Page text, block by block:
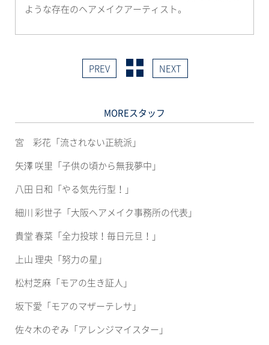
ような存在のヘアメイクアーティスト。
PREV NEXT
MOREスタッフ
宮 彩花「流されない正統派」
矢澤 咲里「子供の頃から無我夢中」
八田 日和「やる気先行型！」
細川 彩世子「大阪ヘアメイク事務所の代表」
貴堂 春菜「全力投球！毎日元旦！」
上山 理央「努力の星」
松村芝麻「モアの生き証人」
坂下愛「モアのマザーテレサ」
佐々木のぞみ「アレンジマイスター」